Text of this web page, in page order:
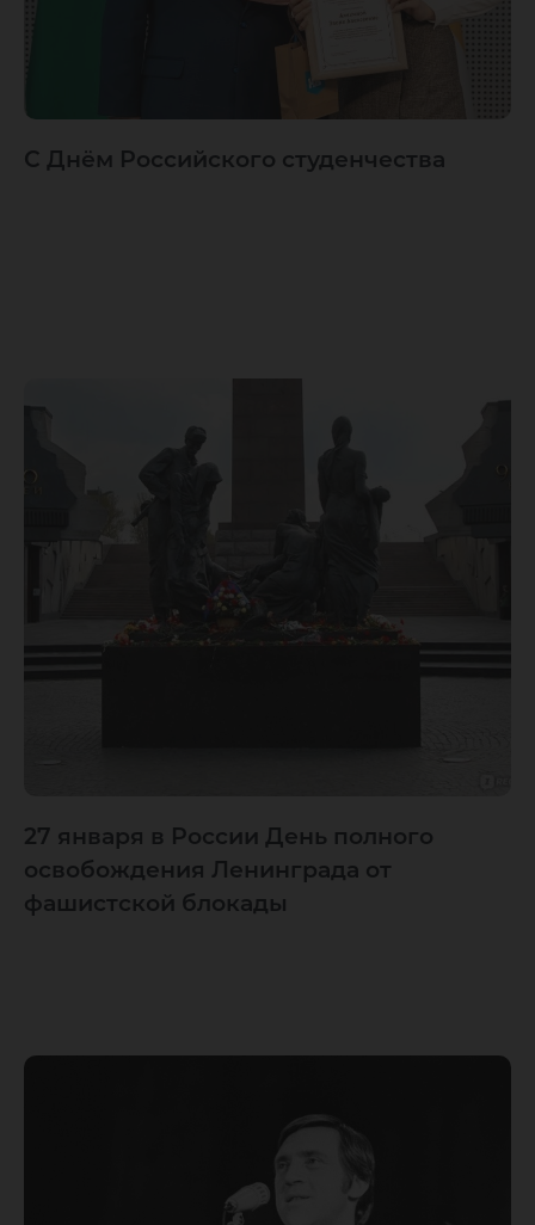
С Днём Российского студенчества
27 января в России День полного
освобождения Ленинграда от
фашистской блокады